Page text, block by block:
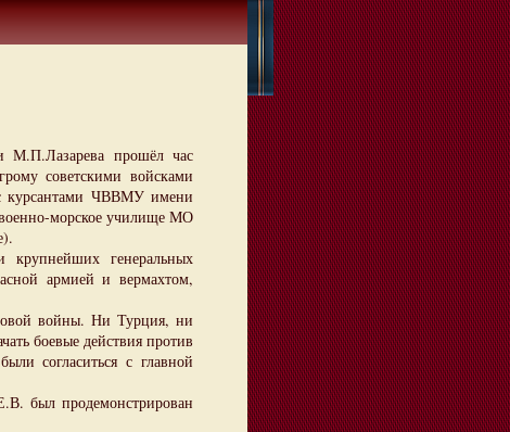
М.П.Лазарева прошёл час
советскими войсками
курсантами ЧВВМУ имени
морское училище МО
генеральных
армией и вермахтом,
войны. Ни Турция, ни
боевые действия против
согласиться с главной
был продемонстрирован